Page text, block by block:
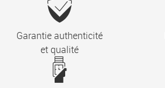
Garantie authenticité
et qualité